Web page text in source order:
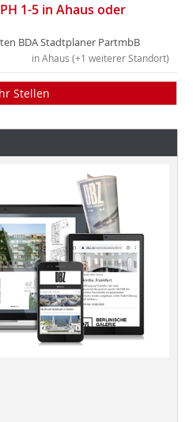
1-5 in Ahaus oder
BDA Stadtplaner PartmbB
in Ahaus (+1 weiterer Standort)
Stellen